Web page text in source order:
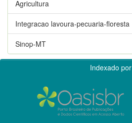
Agricultura
Integracao lavoura-pecuaria-floresta
Sinop-MT
Indexado por